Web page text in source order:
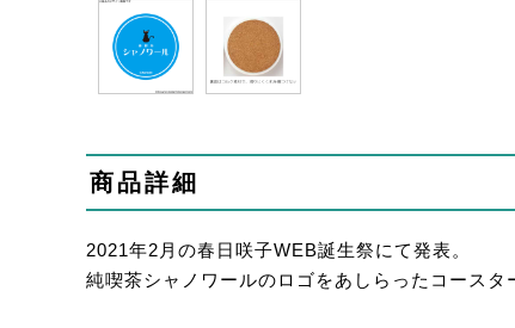
商品詳細
2021年2月の春日咲子WEB誕生祭にて発表。
純喫茶シャノワールのロゴをあしらったコースタ